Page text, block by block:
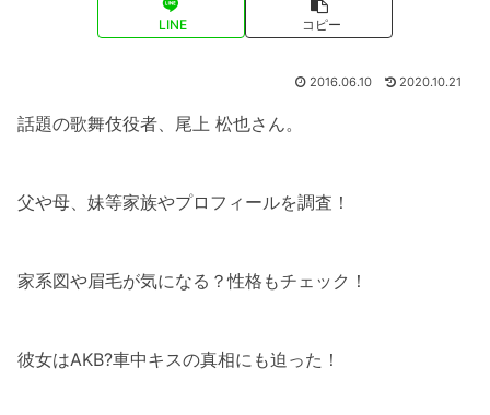
LINE コピー
2016.06.10 2020.10.21
話題の歌舞伎役者、尾上 松也さん。
父や母、妹等家族やプロフィールを調査！
家系図や眉毛が気になる？性格もチェック！
彼女はAKB?車中キスの真相にも迫った！